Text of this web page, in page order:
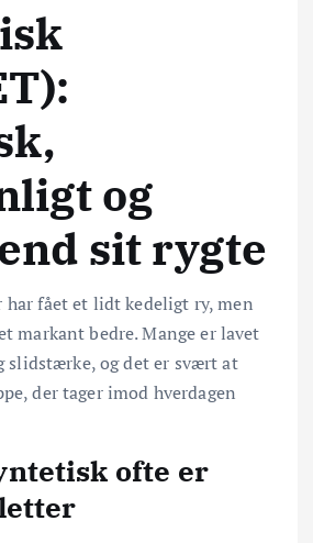
og
sit rygte
fået et lidt kedeligt ry, men
markant bedre. Mange er lavet
slidstærke, og det er svært at
der tager imod hverdagen
ofte er